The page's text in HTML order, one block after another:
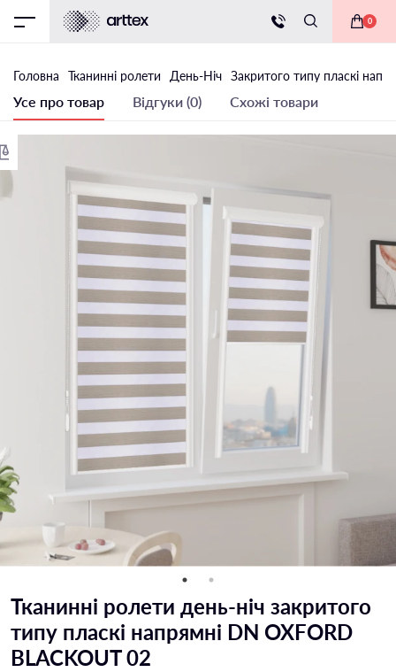
0
Головна Тканинні ролети День-Ніч Закритого типу пласкі
Усе про товар Відгуки (0) Схожі товари
Тканинні ролети день-ніч закритого
типу пласкі напрямні DN OXFORD
BLACKOUT 02